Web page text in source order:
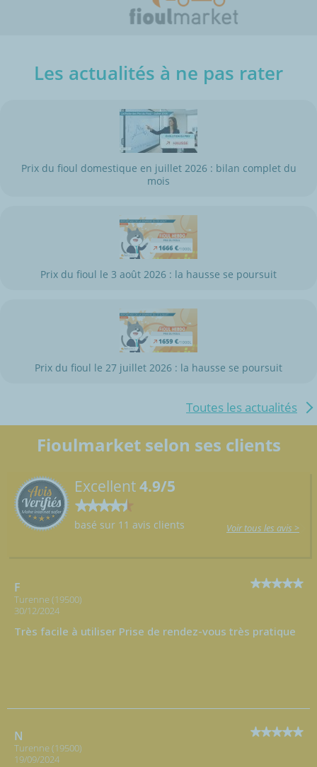
Les actualités à ne pas rater
Prix du fioul domestique en juillet 2026 : bilan complet du
mois
Prix du fioul le 3 août 2026 : la hausse se poursuit
Prix du fioul le 27 juillet 2026 : la hausse se poursuit
Toutes les actualités
Fioulmarket selon ses clients
Excellent4.9/5
basé sur 11 avis clients Voir tous les avis >
F
Turenne (19500)
30/12/2024
Très facile à utiliser Prise de rendez-vous très pratique
N
Turenne (19500)
19/09/2024